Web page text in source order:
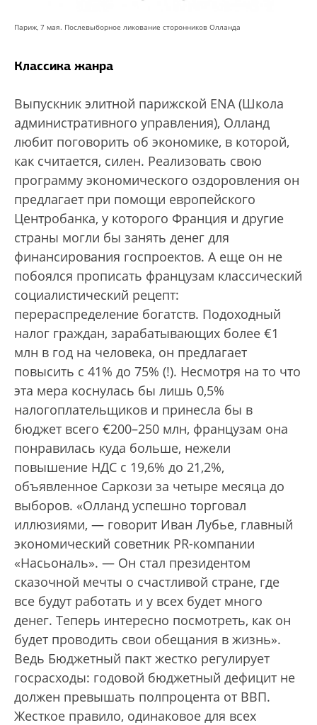
Париж, 7 мая. Послевыборное ликование сторонников Олланда
Классика жанра
Выпускник элитной парижской ENA (Школа
административного управления), Олланд
любит поговорить об экономике, в которой,
как считается, силен. Реализовать свою
программу экономического оздоровления он
предлагает при помощи европейского
Центробанка, у которого Франция и другие
страны могли бы занять денег для
финансирования госпроектов. А еще он не
побоялся прописать французам классический
социалистический рецепт:
перераспределение богатств. Подоходный
налог граждан, зарабатывающих более €1
млн в год на человека, он предлагает
повысить с 41% до 75% (!). Несмотря на то что
эта мера коснулась бы лишь 0,5%
налогоплательщиков и принесла бы в
бюджет всего €200–250 млн, французам она
понравилась куда больше, нежели
повышение НДС с 19,6% до 21,2%,
объявленное Саркози за четыре месяца до
выборов. «Олланд успешно торговал
иллюзиями, — говорит Иван Лубье, главный
экономический советник PR-компании
«Насьональ». — Он стал президентом
сказочной мечты о счастливой стране, где
все будут работать и у всех будет много
денег. Теперь интересно посмотреть, как он
будет проводить свои обещания в жизнь».
Ведь Бюджетный пакт жестко регулирует
госрасходы: годовой бюджетный дефицит не
должен превышать полпроцента от ВВП.
Жесткое правило, одинаковое для всех